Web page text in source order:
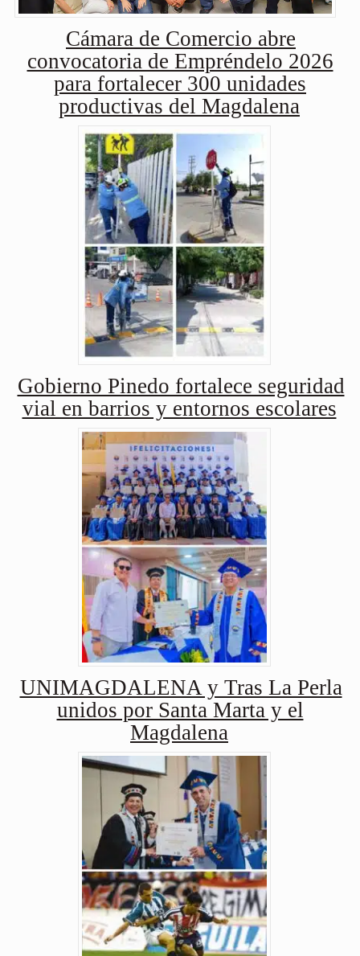
Cámara de Comercio abre
convocatoria de Empréndelo 2026
para fortalecer 300 unidades
productivas del Magdalena
Gobierno Pinedo fortalece seguridad
vial en barrios y entornos escolares
UNIMAGDALENA y Tras La Perla
unidos por Santa Marta y el
Magdalena